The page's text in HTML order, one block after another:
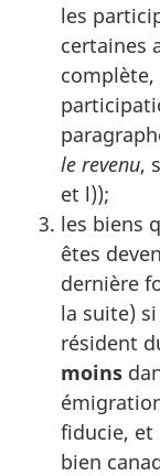
les
certaines
le revenu,
et l));
les biens
êtes
dernière
la suite)
résident
moins
fiducie, et
bien